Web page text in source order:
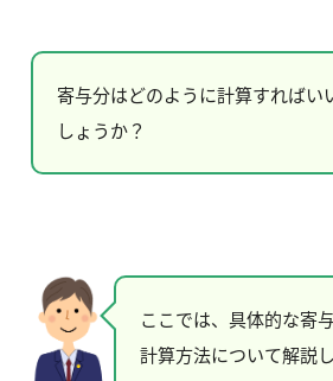
寄与分はどのように計算すればい
しょうか？
ここでは、具体的な寄
計算方法について解説